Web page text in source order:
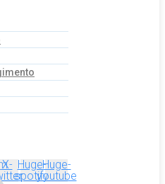
X- Huge-
spotify
Huge-
youtube